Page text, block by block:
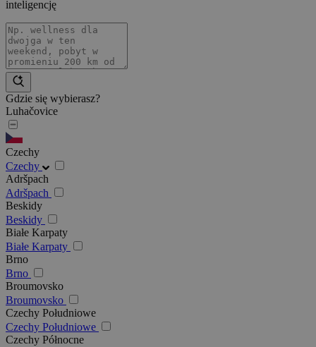
inteligencję
Gdzie się wybierasz?
Luhačovice
Czechy
Czechy
Adršpach
Adršpach
Beskidy
Beskidy
Białe Karpaty
Białe Karpaty
Brno
Brno
Broumovsko
Broumovsko
Czechy Południowe
Czechy Południowe
Czechy Północne